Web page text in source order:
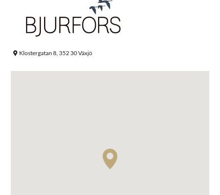
Klostergatan 8, 352 30 Växjö